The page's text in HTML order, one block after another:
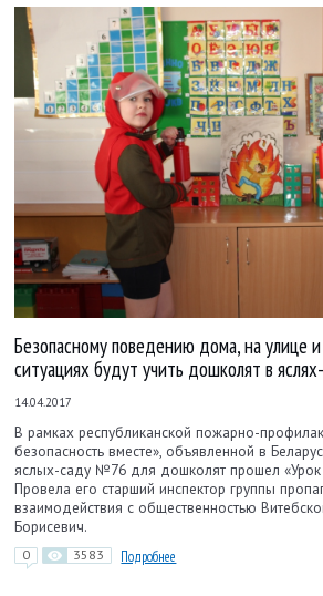
Безопасному поведению дома, на улице
ситуациях будут учить дошколят в
14.04.2017
В рамках республиканской пожарно-
безопасность вместе», объявленной в
яслых-саду №76 для дошколят прошел «Урок
Провела его старший инспектор группы
взаимодействия с общественностью
Борисевич.
0 3583 Подробнее